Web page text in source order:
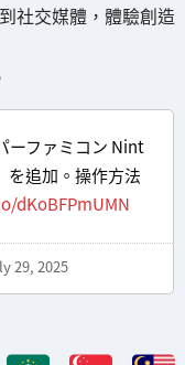
社交媒體，體驗創造
ーファミコン Nint
を追加。操作方法
dKoBFPmUMN
29, 2025